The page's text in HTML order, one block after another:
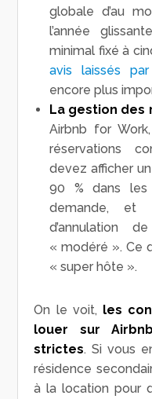
globale d’au
l’année
minimal fixé à
avis laissés
encore plus
La gestion des
Airbnb for
réservations
devez afficher
90 % dans
demande, et
d’annulation
« modéré ». Ce
« super hôte ».
On le voit, les
louer sur
strictes. Si vous
résidence
à la location pour